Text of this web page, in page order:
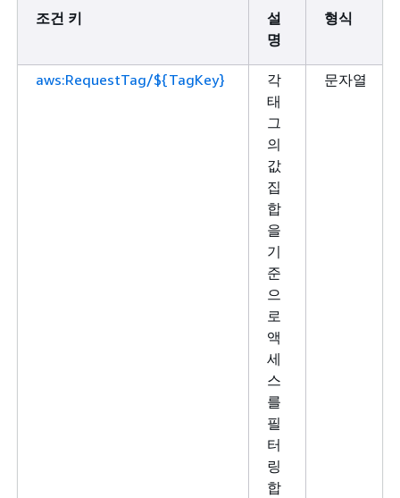
조건 키
설
명
형식
aws:RequestTag/${TagKey}
각
태
그
의
값
집
합
을
기
준
으
로
액
세
스
를
필
터
링
합
문자열